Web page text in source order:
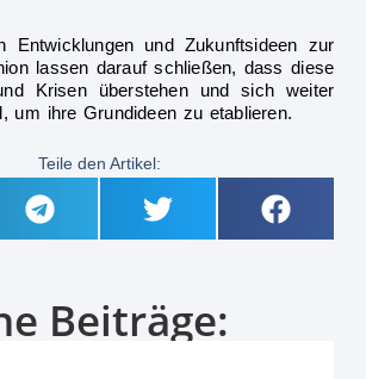
Entwicklungen und Zukunftsideen zur
lassen darauf schließen, dass diese
Krisen überstehen und sich weiter
um ihre Grundideen zu etablieren.
Teile den Artikel:
Beiträge: